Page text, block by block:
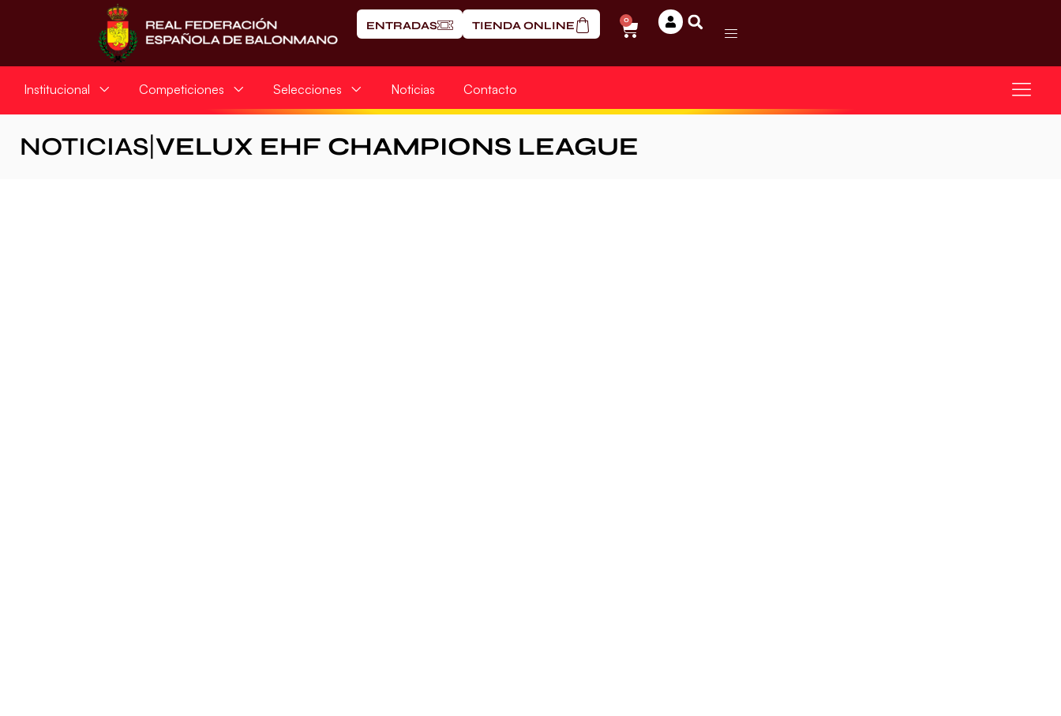
ENTRADAS TIENDA ONLINE 0
Institucional Competiciones Selecciones Noticias Contacto
NOTICIAS VELUX EHF CHAMPIONS LEAGUE